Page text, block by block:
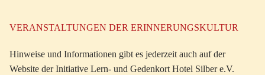
VERANSTALTUNGEN DER ERINNERUNGSKULTUR
Hinweise und Informationen gibt es jederzeit auch auf der
Website der Initiative Lern- und Gedenkort Hotel Silber e.V.